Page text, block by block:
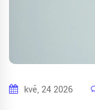
kvě, 24 2026